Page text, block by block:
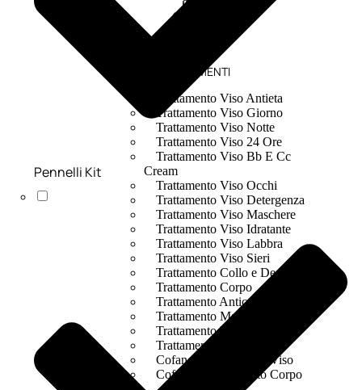
TRATTAMENTI
Trattamento Viso Antieta
Trattamento Viso Giorno
Trattamento Viso Notte
Trattamento Viso 24 Ore
Trattamento Viso Bb E Cc
Cream
Trattamento Viso Occhi
Trattamento Viso Detergenza
Trattamento Viso Maschere
Trattamento Viso Idratante
Trattamento Viso Labbra
Trattamento Viso Sieri
Trattamento Collo e Decolleté
Trattamento Corpo
Trattamento Anticellulite
Trattamento Mani e Piedi
Trattamento Unghie
Trattamento Deodoranti
Cofanetti Trattamento Viso
Cofanetti Trattamento Corpo
Pennelli Kit